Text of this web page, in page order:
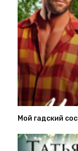
Мой гадский